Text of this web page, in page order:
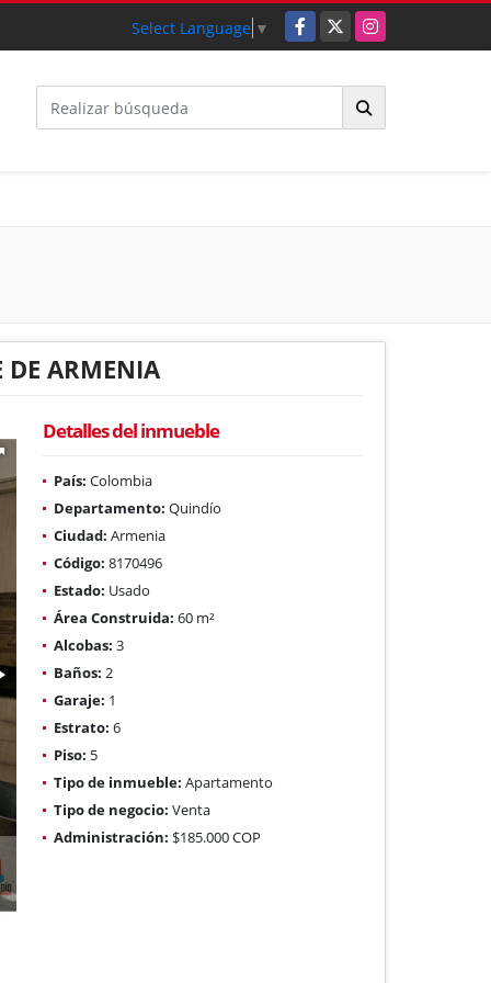
Select Language ▼ Facebook
X Instagram
DE ARMENIA
Detalles del inmueble
País: Colombia
Departamento: Quindío
Ciudad: Armenia
Código: 8170496
Estado: Usado
Área Construida: 60 m²
Alcobas: 3
Baños: 2
Garaje: 1
Estrato: 6
Piso: 5
Tipo de inmueble: Apartamento
Tipo de negocio: Venta
Administración: $185.000 COP